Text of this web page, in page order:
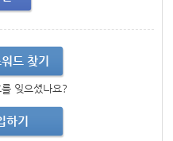
드 찾기
잊으셨나요?
하기